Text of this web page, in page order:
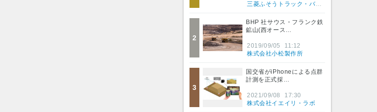
三菱ふそうトラック・バス株式会社
2
BHP 社サウス・フランク鉄
鉱山(西オース…
2019/09/05
11:12
株式会社小松製作所
3
国交省がiPhoneによる点群
計測を正式採…
2021/09/08
17:30
株式会社イエイリ・ラボ